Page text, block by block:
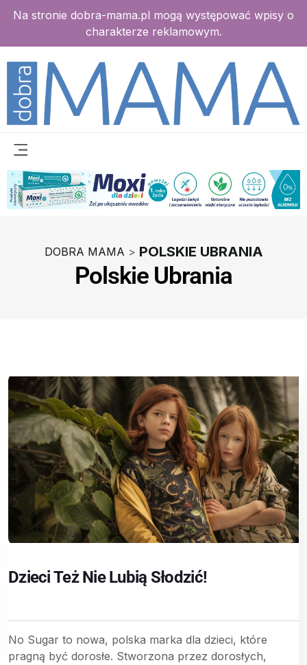
Na stronie dobra-mama.pl mogą występować wpisy o
charakterze reklamowym.
DOBRA MAMA > POLSKIE UBRANIA
Polskie Ubrania
Dzieci Też Nie Lubią Słodzić!
No Sugar to nowa, polska marka dla dzieci, które
pragną być dorosłe. Stworzona przez dorosłych,